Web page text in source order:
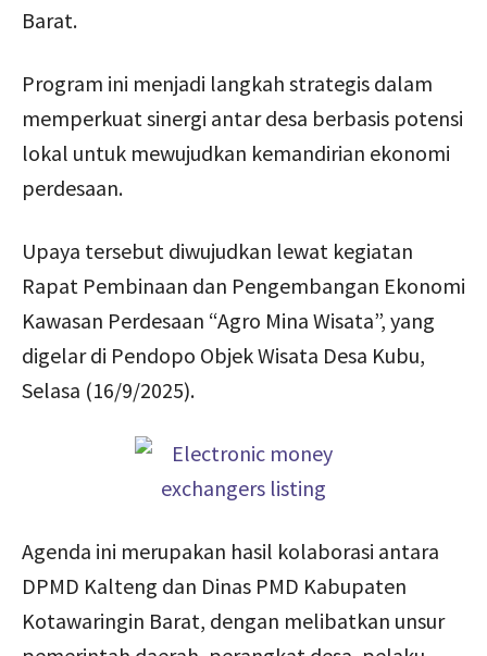
Barat.
Program ini menjadi langkah strategis dalam
memperkuat sinergi antar desa berbasis potensi
lokal untuk mewujudkan kemandirian ekonomi
perdesaan.
Upaya tersebut diwujudkan lewat kegiatan
Rapat Pembinaan dan Pengembangan Ekonomi
Kawasan Perdesaan “Agro Mina Wisata”, yang
digelar di Pendopo Objek Wisata Desa Kubu,
Selasa (16/9/2025).
Agenda ini merupakan hasil kolaborasi antara
DPMD Kalteng dan Dinas PMD Kabupaten
Kotawaringin Barat, dengan melibatkan unsur